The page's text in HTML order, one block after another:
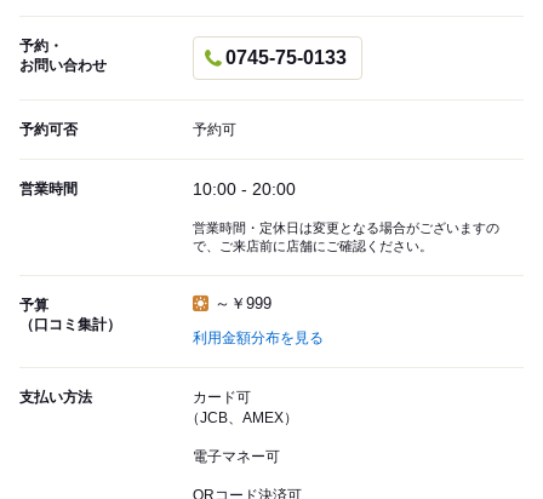
予約・
お問い合わせ
0745-75-0133
予約可否 予約可
営業時間 10:00 - 20:00
営業時間・定休日は変更となる場合がございますの
で、ご来店前に店舗にご確認ください。
予算
（口コミ集計）
～￥999
利用金額分布を見る
支払い方法
カード可
（JCB、AMEX）
電子マネー可